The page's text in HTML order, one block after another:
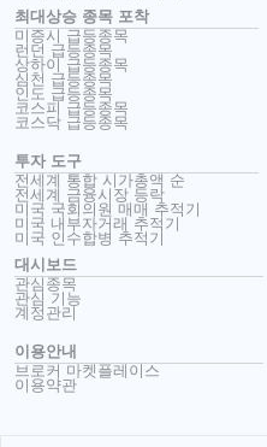
최대상승 종목 포착
미증시 급등종목
런던 급등종목
상하이 급등종목
심천 급등종목
인도 급등종목
코스피 급등종목
코스닥 급등종목
투자 도구
전세계 통합 시가총액 순
전세계 금융시장 등락
미국 국회의원 매매 추적기
미국 내부자거래 추적기
미국 인수합병 추적기
대시보드
관심종목
관심 기능
계정관리
이용안내
브로커 마켓플레이스
이용약관